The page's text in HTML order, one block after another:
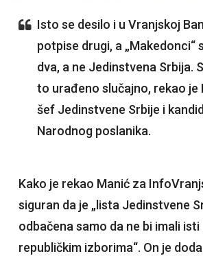
Isto se desilo i u Vranjskoj
potpise drugi, a „Makedonci“
dva, a ne Jedinstvena Srbija.
to urađeno slučajno, rekao je
šef Jedinstvene Srbije i
Narodnog poslanika.
Kako je rekao Manić za
siguran da je „lista Jedinstvene
odbačena samo da ne bi imali
republičkim izborima“. On je